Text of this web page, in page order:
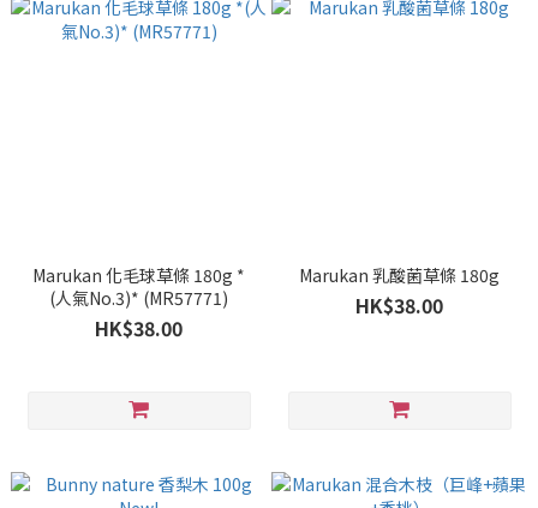
Marukan 化毛球草條 180g *
(人氣No.3)* (MR57771)
HK$38.00
Marukan 乳酸菌草條 180g
HK$38.00